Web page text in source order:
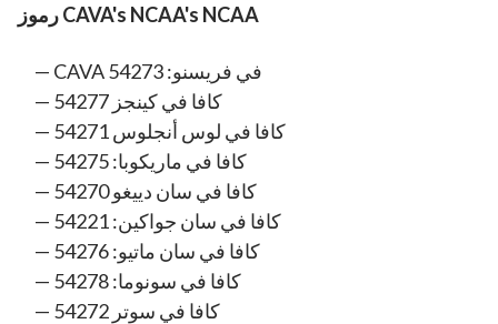
رموز CAVA's NCAA's NCAA
CAVA في فريسنو: 54273
كافا في كينجز 54277
كافا في لوس أنجلوس 54271
كافا في ماريكوبا: 54275
كافا في سان دييغو 54270
كافا في سان جواكين: 54221
كافا في سان ماتيو: 54276
كافا في سونوما: 54278
كافا في سوتر 54272